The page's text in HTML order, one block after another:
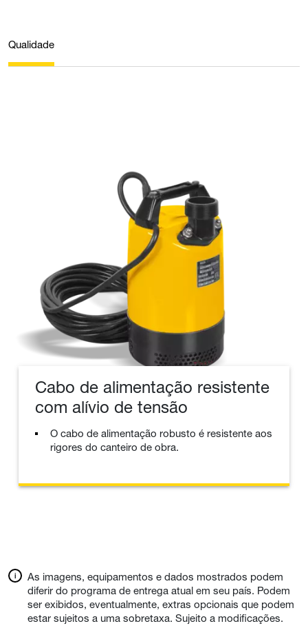
Qualidade
Cabo de alimentação resistente
com alívio de tensão
O cabo de alimentação robusto é resistente aos
rigores do canteiro de obra.
As imagens, equipamentos e dados mostrados podem
diferir do programa de entrega atual em seu país. Podem
ser exibidos, eventualmente, extras opcionais que podem
estar sujeitos a uma sobretaxa. Sujeito a modificações.